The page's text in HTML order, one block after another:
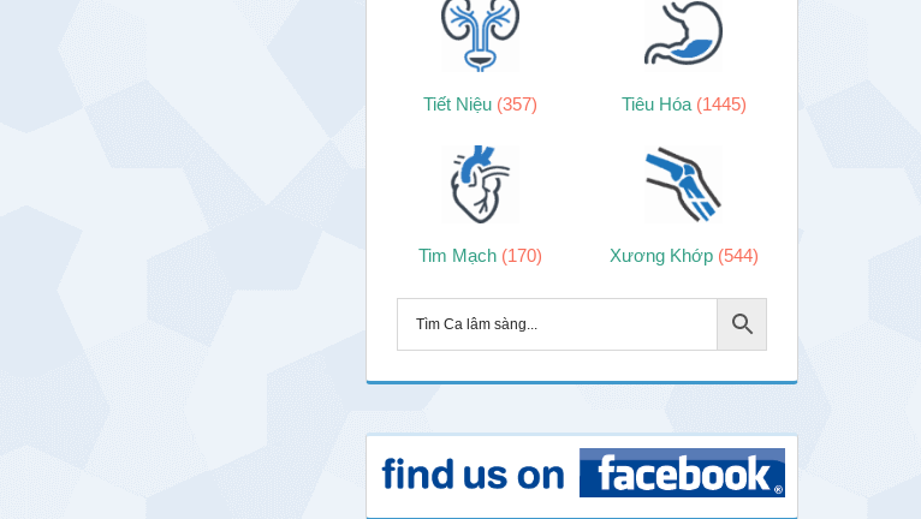
Tiết Niệu (357) Tiêu Hóa (1445)
Tim Mạch (170) Xương Khớp (544)